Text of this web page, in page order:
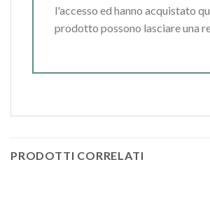
l'accesso ed hanno acquistato
prodotto possono lasciare una
PRODOTTI CORRELATI